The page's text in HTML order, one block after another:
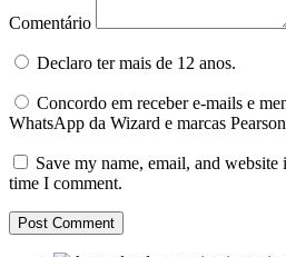
Comentário
Declaro ter mais de 12 anos.
Concordo em receber e-mails e
WhatsApp da Wizard e marcas
Save my name, email, and
time I comment.